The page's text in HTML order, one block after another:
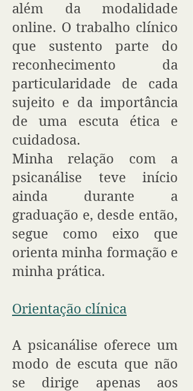
além da modalidade
online. O trabalho clínico
que sustento parte do
reconhecimento da
particularidade de cada
sujeito e da importância
de uma escuta ética e
cuidadosa.
Minha relação com a
psicanálise teve início
ainda durante a
graduação e, desde então,
segue como eixo que
orienta minha formação e
minha prática.
Orientação clínica
A psicanálise oferece um
modo de escuta que não
se dirige apenas aos